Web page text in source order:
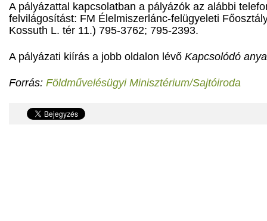
A pályázattal kapcsolatban a pályázók az alábbi
felvilágosítást: FM Élelmiszerlánc-felügyeleti
Kossuth L. tér 11.) 795-3762; 795-2393.
A pályázati kiírás a jobb oldalon lévő Kapcsolódó
Forrás: Földművelésügyi Minisztérium/Sajtóiroda